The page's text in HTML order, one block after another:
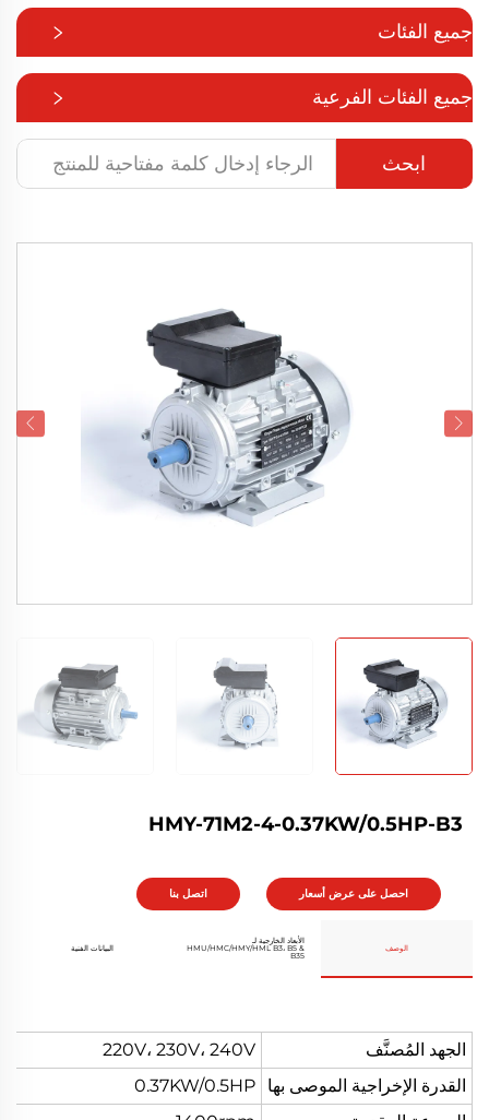
جميع الفئات
جميع الفئات الفرعية
ابحث
HMY-71M2-4-0.37KW/0.5HP-B3
احصل على عرض أسعار اتصل بنا
الوصف
الأبعاد الخارجية لـ
HMU/HMC/HMY/HML B3، B5 &
B35
البيانات الفنية
الجهد المُصنَّف
220V، 230V، 240V
القدرة الإخراجية الموصى بها
0.37KW/0.5HP